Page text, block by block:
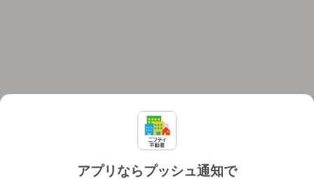
アプリならプッシュ通知で